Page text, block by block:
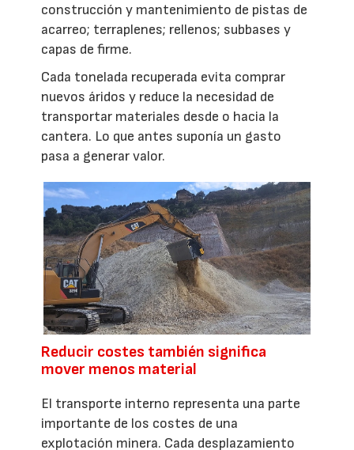
construcción y mantenimiento de pistas de
acarreo; terraplenes; rellenos; subbases y
capas de firme.
Cada tonelada recuperada evita comprar
nuevos áridos y reduce la necesidad de
transportar materiales desde o hacia la
cantera. Lo que antes suponía un gasto
pasa a generar valor.
Reducir costes también significa
mover menos material
El transporte interno representa una parte
importante de los costes de una
explotación minera. Cada desplazamiento